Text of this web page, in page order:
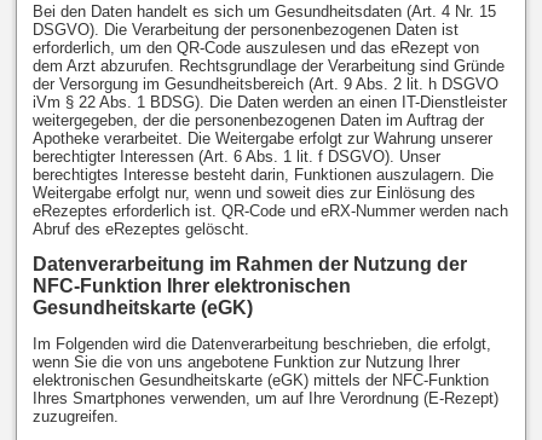
Bei den Daten handelt es sich um Gesundheitsdaten (Art. 4 Nr. 15
DSGVO). Die Verarbeitung der personenbezogenen Daten ist
erforderlich, um den QR-Code auszulesen und das eRezept von
dem Arzt abzurufen. Rechtsgrundlage der Verarbeitung sind Gründe
der Versorgung im Gesundheitsbereich (Art. 9 Abs. 2 lit. h DSGVO
iVm § 22 Abs. 1 BDSG). Die Daten werden an einen IT-Dienstleister
weitergegeben, der die personenbezogenen Daten im Auftrag der
Apotheke verarbeitet. Die Weitergabe erfolgt zur Wahrung unserer
berechtigter Interessen (Art. 6 Abs. 1 lit. f DSGVO). Unser
berechtigtes Interesse besteht darin, Funktionen auszulagern. Die
Weitergabe erfolgt nur, wenn und soweit dies zur Einlösung des
eRezeptes erforderlich ist. QR-Code und eRX-Nummer werden nach
Abruf des eRezeptes gelöscht.
Datenverarbeitung im Rahmen der Nutzung der
NFC-Funktion Ihrer elektronischen
Gesundheitskarte (eGK)
Im Folgenden wird die Datenverarbeitung beschrieben, die erfolgt,
wenn Sie die von uns angebotene Funktion zur Nutzung Ihrer
elektronischen Gesundheitskarte (eGK) mittels der NFC-Funktion
Ihres Smartphones verwenden, um auf Ihre Verordnung (E-Rezept)
zuzugreifen.